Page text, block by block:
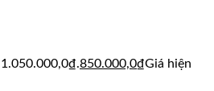
850.000,0₫Giá hiện